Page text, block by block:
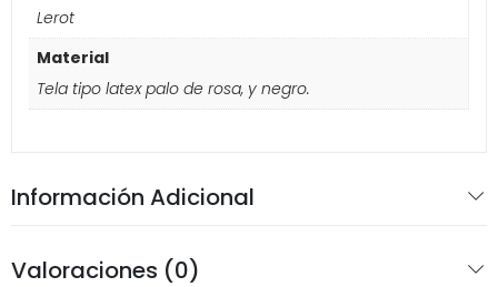
Lerot
Material
Tela tipo latex palo de rosa, y negro.
Información Adicional
Valoraciones (0)